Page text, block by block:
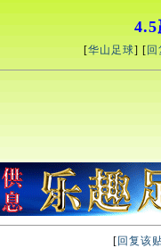
4.5
[华山足球] [
[ 回复该